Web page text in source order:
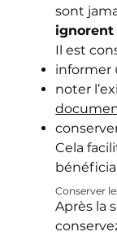
sont
ignorent
Il est
informer
noter
Cela
Conserver
Après la